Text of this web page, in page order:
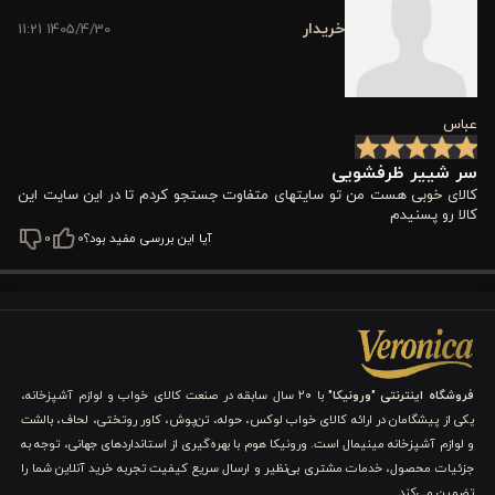
استفاده روزانه و مداوم دارند اهمیت زیادی دارد
ابعاد و طراحی کاربردی
ارتفاع سرشیر۱۱.۵
مدرن انجام شده تا با انواع دکور آشپزخانه هماهنگ باشد. وزن سبک و
طراحی ارگونومیک باعث می‌شود هنگام استفاده احساس راحتی
بیشتری داشته باشید و فشار اضافی به شیر وارد نشود.
عملکرد چندکاره و چرخش۳۶۰درجه
این مدل به سیستم جهت‌دهی آب و تنظیم پاشش مجهز است و
امکان چرخش۳۶۰ درجه را فراهم می‌کند. با این قابلیت می‌توانید آب را
به تمام نقاط سینک هدایت کنید و شستشوی ظروف بزرگ، میوه،
سبزیجات و حتی تمیز کردن گوشه‌های سینک را ساده‌تر انجام دهید
عباس
خریدار 1405/4/30 11:21
سر شییر ظرفشویی
کالای خوبی هست من تو سایتهای متفاوت جستجو کردم تا در این سایت این
کالا رو پسنیدم
آیا این بررسی مفید بود؟0
0
فروشگاه اینترنتی "ورونیکا"
با ۲۰ سال سابقه در صنعت کالای خواب و لوازم آشپزخانه،
یکی از پیشگامان در ارائه کالای خواب لوکس، حوله، تن‌پوش، کاور روتختی، لحاف، بالشت
و لوازم آشپزخانه مینیمال است. ورونیکا هوم با بهره‌گیری از استانداردهای جهانی، توجه به
جزئیات محصول، خدمات مشتری بی‌نظیر و ارسال سریع کیفیت تجربه خرید آنلاین شما را